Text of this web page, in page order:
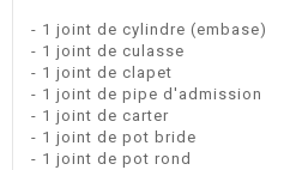
- 1 joint de cylindre (embase)
- 1 joint de culasse
- 1 joint de clapet
- 1 joint de pipe d'admission
- 1 joint de carter
- 1 joint de pot bride
- 1 joint de pot rond